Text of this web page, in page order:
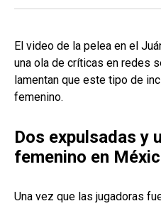
El video de la pelea en el
una ola de críticas en redes
lamentan que este tipo de
femenino.
Dos expulsadas y
femenino en
Una vez que las jugadoras